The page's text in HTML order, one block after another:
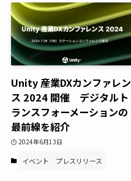
Unity 産業DXカンファレン
ス 2024 開催 デジタルト
ランスフォーメーションの
最前線を紹介
2024年6月13日
イベント プレスリリース